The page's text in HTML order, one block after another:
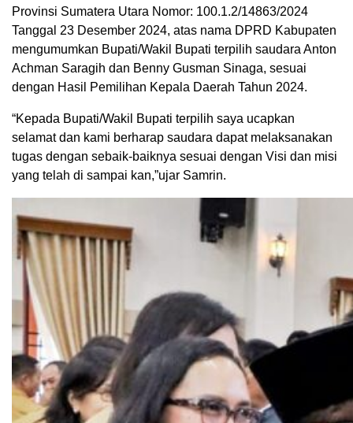
Provinsi Sumatera Utara Nomor: 100.1.2/14863/2024
Tanggal 23 Desember 2024, atas nama DPRD Kabupaten
mengumumkan Bupati/Wakil Bupati terpilih saudara Anton
Achman Saragih dan Benny Gusman Sinaga, sesuai
dengan Hasil Pemilihan Kepala Daerah Tahun 2024.
“Kepada Bupati/Wakil Bupati terpilih saya ucapkan
selamat dan kami berharap saudara dapat melaksanakan
tugas dengan sebaik-baiknya sesuai dengan Visi dan misi
yang telah di sampai kan,”ujar Samrin.